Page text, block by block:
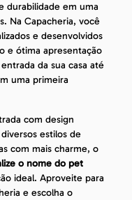
durabilidade em uma
Na Capacheria, você
e desenvolvidos
e ótima apresentação
da sua casa até
uma primeira
com design
estilos de
com mais charme, o
o nome do pet
ideal. Aproveite para
e escolha o